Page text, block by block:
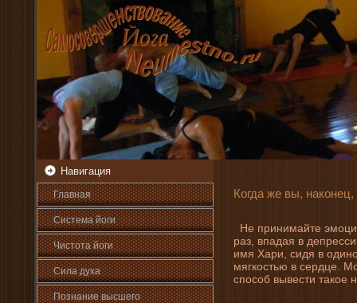
Навигация
Главная
Система йоги
Чистота йоги
Сила духа
Познани­е высшего
Когда же вы, наконец,
Не прини­майте
раз, впадая в
имя Хари, сидя в
мягкостью в сердце.
способ вывести такое